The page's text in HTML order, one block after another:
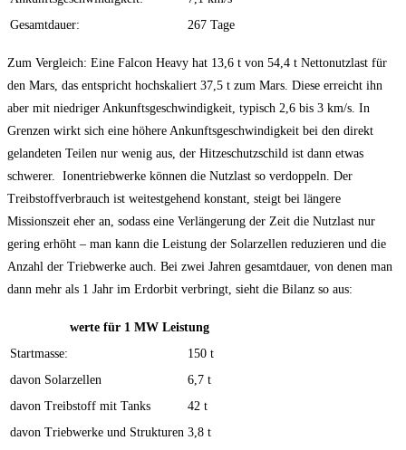
Gesamtdauer:
267 Tage
Zum Vergleich: Eine Falcon Heavy hat 13,6 t von 54,4 t Nettonutzlast für
den Mars, das entspricht hochskaliert 37,5 t zum Mars. Diese erreicht ihn
aber mit niedriger Ankunftsgeschwindigkeit, typisch 2,6 bis 3 km/s. In
Grenzen wirkt sich eine höhere Ankunftsgeschwindigkeit bei den direkt
gelandeten Teilen nur wenig aus, der Hitzeschutzschild ist dann etwas
schwerer. Ionentriebwerke können die Nutzlast so verdoppeln. Der
Treibstoffverbrauch ist weitestgehend konstant, steigt bei längere
Missionszeit eher an, sodass eine Verlängerung der Zeit die Nutzlast nur
gering erhöht – man kann die Leistung der Solarzellen reduzieren und die
Anzahl der Triebwerke auch. Bei zwei Jahren gesamtdauer, von denen man
dann mehr als 1 Jahr im Erdorbit verbringt, sieht die Bilanz so aus:
werte für 1 MW Leistung
Startmasse:
150 t
davon Solarzellen
6,7 t
davon Treibstoff mit Tanks
42 t
davon Triebwerke und Strukturen 3,8 t